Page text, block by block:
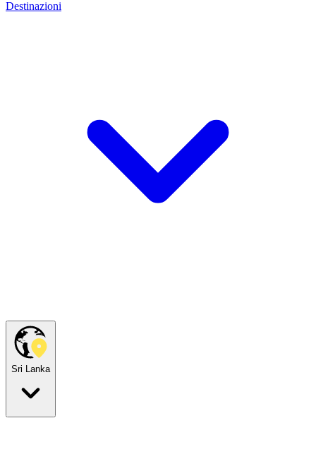
Destinazioni
Sri Lanka